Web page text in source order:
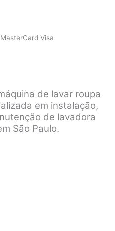
Visa
de lavar roupa
em instalação,
de lavadora
São Paulo.